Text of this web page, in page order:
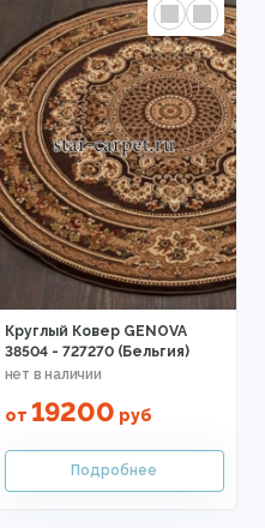
Круглый Ковер GENOVA
38504 - 727270 (Бельгия)
от 19200 руб